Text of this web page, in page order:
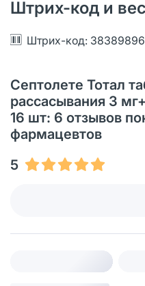
Штрих-код и вес
Штрих-код:
Септолете Тотал
рассасывания 3
16 шт: 6 отзывов
фармацевтов
5